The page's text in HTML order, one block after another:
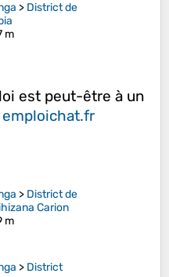
> District de
m
est peut-être à un
emploichat.fr
> District de
Carion
m
> District